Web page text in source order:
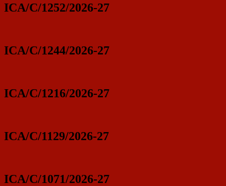
ICA/C/1252/2026-27
ICA/C/1244/2026-27
ICA/C/1216/2026-27
ICA/C/1129/2026-27
ICA/C/1071/2026-27